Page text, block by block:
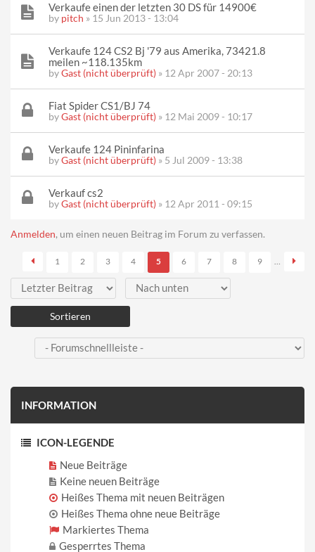
Verkaufe einen der letzten 30 DS für 14900€
by pitch » 15 Jun 2013 - 13:04
Verkaufe 124 CS2 Bj '79 aus Amerika, 73421.8
meilen ~118.135km
byGast (nicht überprüft) » 12 Apr 2007 - 20:13
Fiat Spider CS1/BJ 74
byGast (nicht überprüft) » 12 Mai 2009 - 10:17
Verkaufe 124 Pininfarina
byGast (nicht überprüft) » 5 Jul 2009 - 13:38
Verkauf cs2
byGast (nicht überprüft) » 12 Apr 2011 - 09:15
Anmelden, um einen neuen Beitrag im Forum zu verfassen.
Seiten
1 2 3 4 5 6 7 8 9 …
Sortieren nach Sortieren
INFORMATION
ICON-LEGENDE
Neue Beiträge
Keine neuen Beiträge
Heißes Thema mit neuen Beiträgen
Heißes Thema ohne neue Beiträge
Markiertes Thema
Gesperrtes Thema